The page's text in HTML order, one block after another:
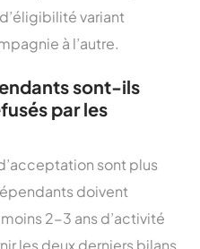
variant
à l’autre.
sont-ils
par les
sont plus
doivent
2-3 ans d’activité
les deux derniers bilans